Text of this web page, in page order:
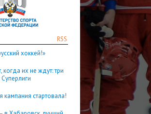
RSS
хоккей!»
когда их не ждут: три
кампания стартовала!